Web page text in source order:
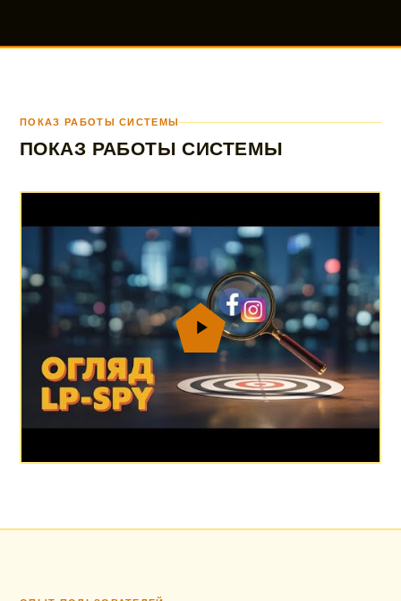
ПОКАЗ РАБОТЫ СИСТЕМЫ
ПОКАЗ РАБОТЫ СИСТЕМЫ